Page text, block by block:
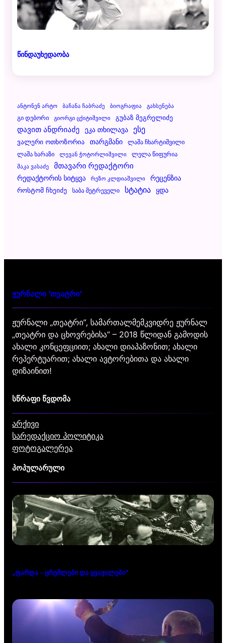
წინდაუხედაობა
Ანტონენ Არტო Ბაჩანა Ჩაბრაძე Ბიოგრაფია
Გახსენება
Გი Დებორი
Გიორგი Ცქიტიშვილი Გუბაზ Მეგრელიძე
Დავით Ანდრიაძე Ეკა Თხილავა Ესე
Ვალერი Ოთხოზორია Თარგმანი Ლაშა Ჩხარტიშვილი
Ლაშა Ხარაზი Ლევან Ჭოტორლიშვილი
Ლელა Წიფურია
Მაკა Ვასაძე
Მთავარი Რედაქტორი
Რედაქტორის Სიტყვა Რეზო Კლდიაშვილი Რეცენზია
Როსტომ Ჩხეიძე Საბა Მეტრეველი Სტატია Ყდა
ჟურნალი "თეატრი"
ჟურნალი „თეატრი“, სამართალმემკვიდრე ჟურნალ
„თეატრი და ცხოვრებისა“ – 2018 წლიდან გამოდის
ახალი კონცეფციით; ახალი დიაპაზონით; ახალი
რეპერტუარით; ახალი ავტორებითა და ახალი
დიზაინით!
სწრაფი წვდომა
არქივი
სარედაქციო პოლიტიკა
ფოტოგალერეა
პოპულარული
„ფარდა – ცრემლები და ყვავილები“